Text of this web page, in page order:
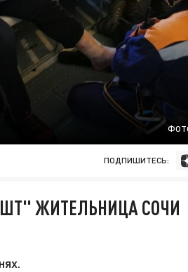
ПОДПИШИТЕСЬ:
ЖИТЕЛЬНИЦА СОЧИ